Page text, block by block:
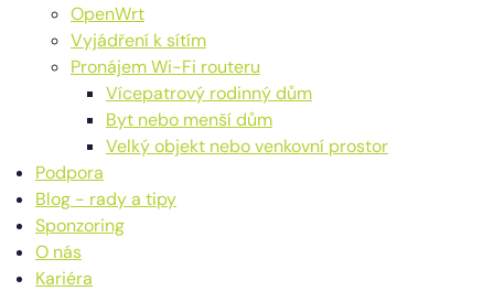
OpenWrt
Vyjádření k sítím
Pronájem Wi-Fi routeru
Vícepatrový rodinný dům
Byt nebo menší dům
Velký objekt nebo venkovní prostor
Podpora
Blog - rady a tipy
Sponzoring
O nás
Kariéra